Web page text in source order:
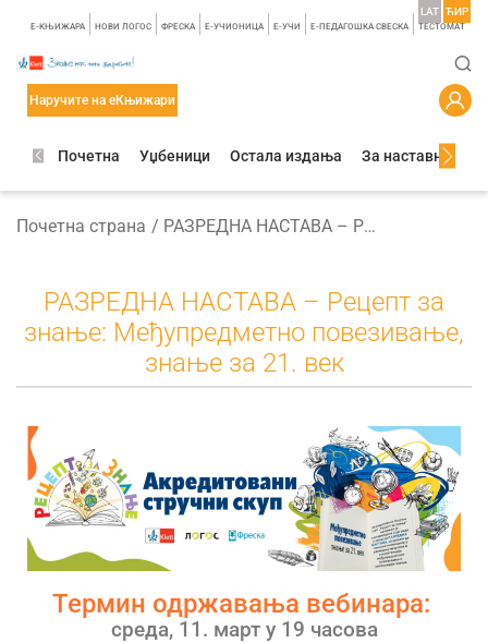
E-КЊИЖАРА НОВИ ЛОГОС ФРЕСКА E-УЧИОНИЦА E-УЧИ Е-ПЕДАГОШКА СВЕСКА TЕСТОМАТ
LAT ЋИР
Наручите на еКњижари
Почетна Уџбеници Остала издања За наставнике
Почетна страна РАЗРЕДНА НАСТАВА – Рецепт за знање: Међупредметно повезивање, знање за 21. век
РАЗРЕДНА НАСТАВА – Рецепт за
знање: Међупредметно повезивање,
знање за 21. век
Термин одржавања вебинара:
среда, 11. март у 19 часова